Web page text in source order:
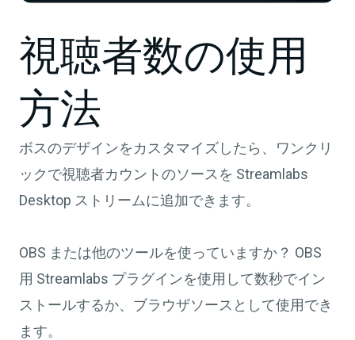
視聴者数の使用
方法
ボスのデザインをカスタマイズしたら、ワンクリ
ックで視聴者カウントのソースを Streamlabs
Desktop ストリームに追加できます。
OBS または他のツールを使っていますか？ OBS
用 Streamlabs プラグインを使用して数秒でイン
ストールするか、ブラウザソースとして使用でき
ます。